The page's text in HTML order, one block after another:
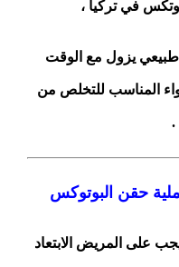
في تركيا ،
يزول مع الوقت
المناسب للتخلص من
.
حقن البوتوكس
على المريض الابتعاد